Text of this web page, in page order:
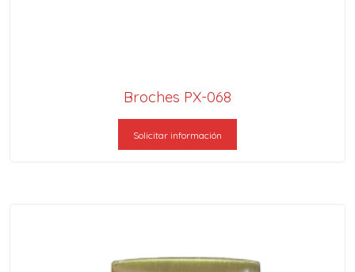
Broches PX-068
Solicitar información